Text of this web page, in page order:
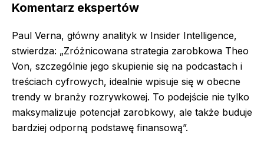
Komentarz ekspertów
Paul Verna, główny analityk w Insider Intelligence,
stwierdza: „Zróżnicowana strategia zarobkowa Theo
Von, szczególnie jego skupienie się na podcastach i
treściach cyfrowych, idealnie wpisuje się w obecne
trendy w branży rozrywkowej. To podejście nie tylko
maksymalizuje potencjał zarobkowy, ale także buduje
bardziej odporną podstawę finansową”.